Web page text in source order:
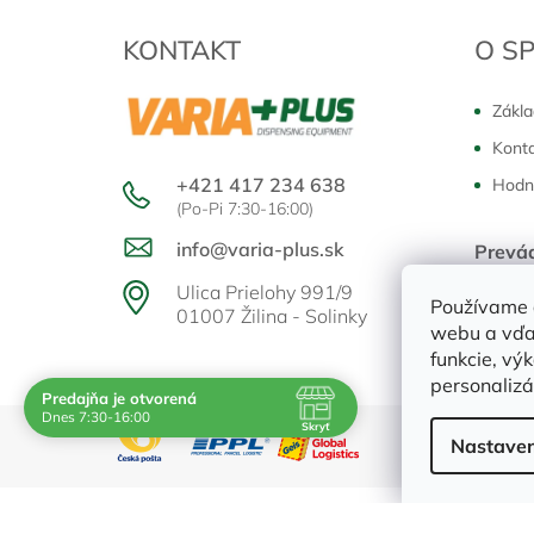
webu a
funkcie,
KONTAKT
+421 417 234 638
(Po-Pi 7:30-16:00)
info@varia-plus.sk
Ulica Prielohy 991/9
01007 Žilina - Solinky
O
Predajňa je otvorená
Dnes 7:30-16:00
Skryť
Navštívte nás osobne
Čas Pauza
Po 7:30 - 16:00